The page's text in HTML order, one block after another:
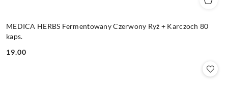
MEDICA HERBS Fermentowany Czerwony Ryż + Karczoch 80
kaps.
Cena:
19.00